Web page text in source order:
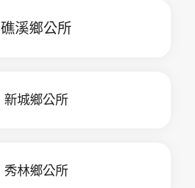
礁溪鄉公所
新城鄉公所
秀林鄉公所